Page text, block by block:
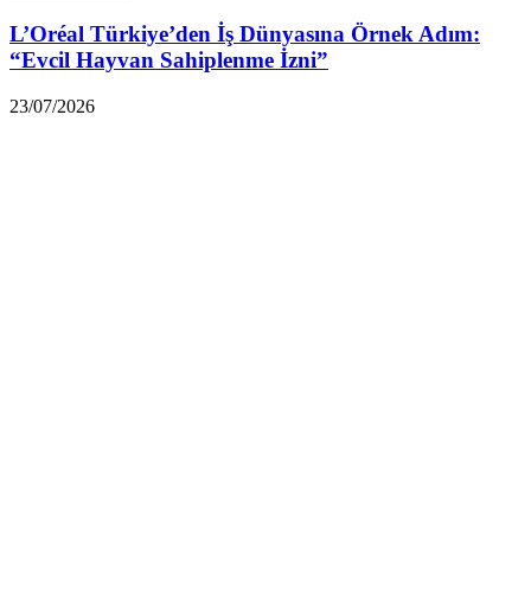
L’Oréal Türkiye’den İş Dünyasına Örnek Adım:
“Evcil Hayvan Sahiplenme İzni”
23/07/2026